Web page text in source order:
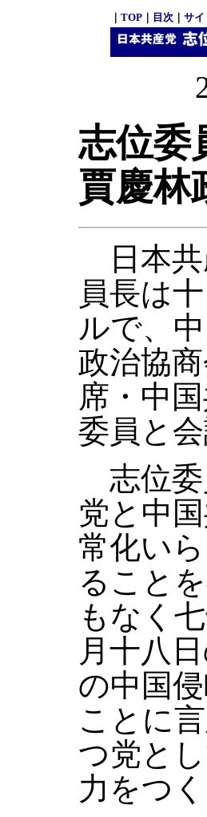
TOP｜ 目次｜ サイ
志位委
賈慶林
日本共
員長は
ルで、
政治協
席・中
委員と
志位委
党と中
常化い
ること
もなく
月十八
の中国
ことに
つ党と
力をつ